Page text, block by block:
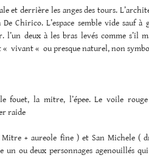
et derrière les anges des tours.
Chirico. L’espace semble vide sauf à
l’un deux à les bras levés comme s’il
« vivant « ou presque naturel, non
fouet, la mitre, l’épee. Le voile
raide
+ aureole fine ) et San Michele (
un ou deux personnages agenouillés